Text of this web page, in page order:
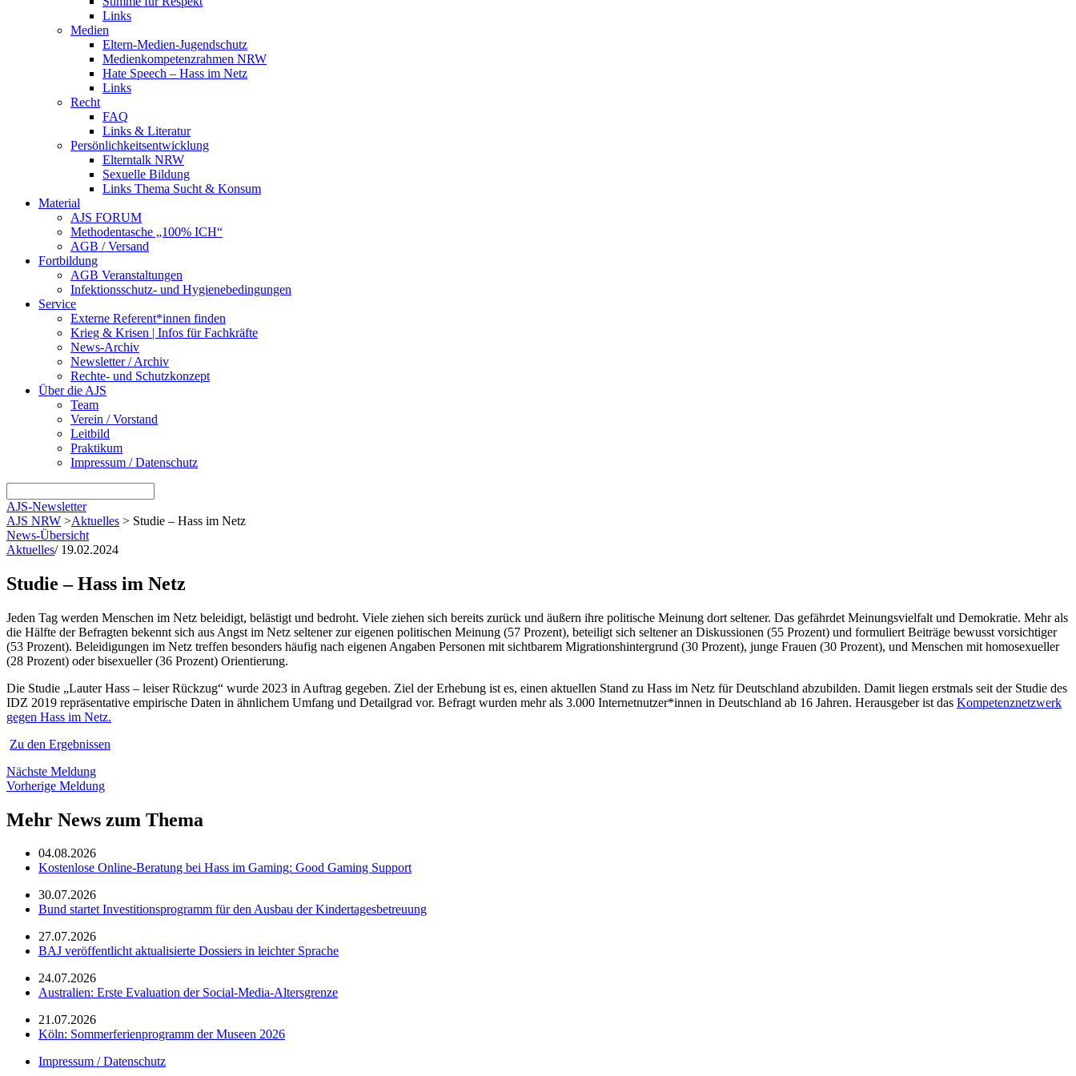
Links
Medien
Eltern-Medien-Jugendschutz
Medienkompetenzrahmen NRW
Hate Speech – Hass im Netz
Links
Recht
FAQ
Links & Literatur
Persönlichkeitsentwicklung
Elterntalk NRW
Sexuelle Bildung
Links Thema Sucht & Konsum
Material
AJS FORUM
Methodentasche „100% ICH“
AGB / Versand
Fortbildung
AGB Veranstaltungen
Infektionsschutz- und Hygienebedingungen
Service
Externe Referent*innen finden
Krieg & Krisen | Infos für Fachkräfte
News-Archiv
Newsletter / Archiv
Rechte- und Schutzkonzept
Über die AJS
Team
Verein / Vorstand
Leitbild
Praktikum
Impressum / Datenschutz
AJS-Newsletter
AJS NRW >Aktuelles > Studie – Hass im Netz
News-Übersicht
Aktuelles/ 19.02.2024
Studie – Hass im Netz
Jeden Tag werden Menschen im Netz beleidigt, belästigt und bedroht. Viele ziehen sich bereits zurück und äußern ihre politische Meinung dort seltener. Das gefährdet Meinungsvielfalt und Demokratie. Mehr als
die Hälfte der Befragten bekennt sich aus Angst im Netz seltener zur eigenen politischen Meinung (57 Prozent), beteiligt sich seltener an Diskussionen (55 Prozent) und formuliert Beiträge bewusst vorsichtiger
(53 Prozent). Beleidigungen im Netz treffen besonders häufig nach eigenen Angaben Personen mit sichtbarem Migrationshintergrund (30 Prozent), junge Frauen (30 Prozent), und Menschen mit homosexueller
(28 Prozent) oder bisexueller (36 Prozent) Orientierung.
Die Studie „Lauter Hass – leiser Rückzug“ wurde 2023 in Auftrag gegeben. Ziel der Erhebung ist es, einen aktuellen Stand zu Hass im Netz für Deutschland abzubilden. Damit liegen erstmals seit der Studie des
IDZ 2019 repräsentative empirische Daten in ähnlichem Umfang und Detailgrad vor. Befragt wurden mehr als 3.000 Internetnutzer*innen in Deutschland ab 16 Jahren. Herausgeber ist das Kompetenznetzwerk
gegen Hass im Netz.
Zu den Ergebnissen
Nächste Meldung
Vorherige Meldung
Mehr News zum Thema
04.08.2026
Kostenlose Online-Beratung bei Hass im Gaming: Good Gaming Support
30.07.2026
Bund startet Investitionsprogramm für den Ausbau der Kindertagesbetreuung
27.07.2026
BAJ veröffentlicht aktualisierte Dossiers in leichter Sprache
24.07.2026
Australien: Erste Evaluation der Social-Media-Altersgrenze
21.07.2026
Köln: Sommerferienprogramm der Museen 2026
Impressum / Datenschutz